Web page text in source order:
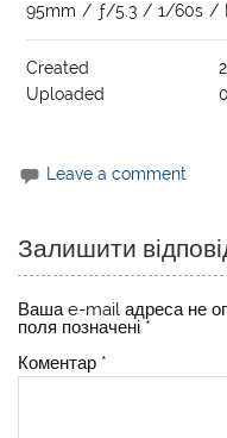
95mm / ƒ/5.3 / 1/60s /
Created
Uploaded
Leave a comment
Залишити
Ваша e-mail адреса не
поля позначені *
Коментар *